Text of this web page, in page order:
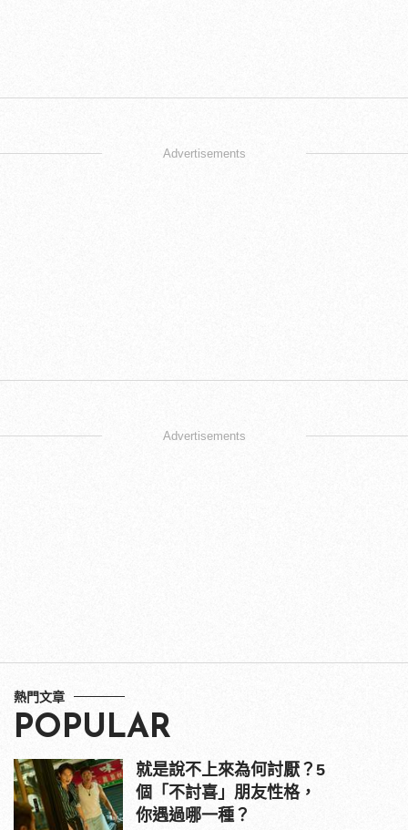
Advertisements
Advertisements
熱門文章
POPULAR
就是說不上來為何討厭？5
個「不討喜」朋友性格，
你遇過哪一種？